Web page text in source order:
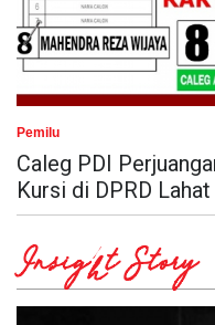
Pemilu
Caleg PDI
Kursi di DPRD Lahat
Insight Story